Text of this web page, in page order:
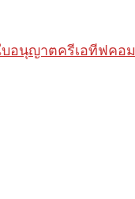
บอนุญาตครีเอทีฟคอม